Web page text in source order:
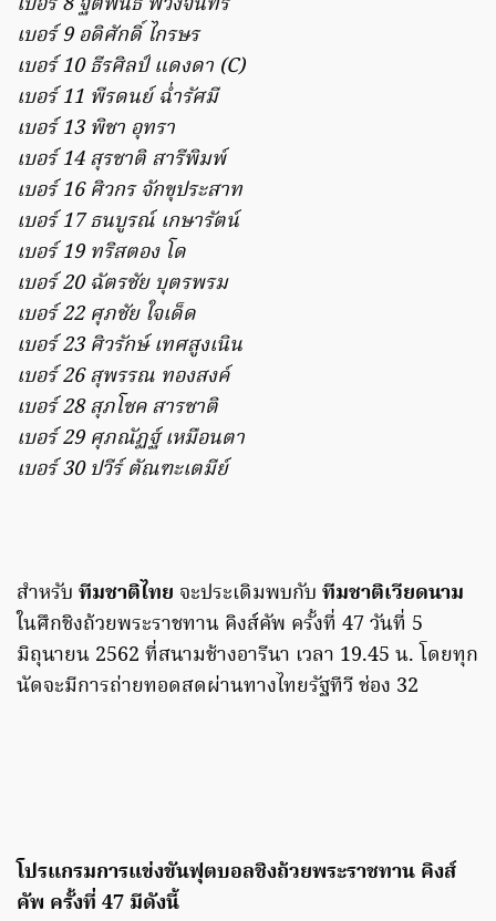
เบอร์ 9 อดิศักดิ์ ไกรษร
เบอร์ 10 ธีรศิลป์ แดงดา (C)
เบอร์ 11 พีรดนย์ ฉ่ำรัศมี
เบอร์ 13 พิชา อุทรา
เบอร์ 14 สุรชาติ สารีพิมพ์
เบอร์ 16 ศิวกร จักขุประสาท
เบอร์ 17 ธนบูรณ์ เกษารัตน์
เบอร์ 19 ทริสตอง โด
เบอร์ 20 ฉัตรชัย บุตรพรม
เบอร์ 22 ศุภชัย ใจเด็ด
เบอร์ 23 ศิวรักษ์ เทศสูงเนิน
เบอร์ 26 สุพรรณ ทองสงค์
เบอร์ 28 สุภโชค สารชาติ
เบอร์ 29 ศุภณัฏฐ์ เหมือนตา
เบอร์ 30 ปวีร์ ตัณฑะเตมีย์
สำหรับ ทีมชาติไทย จะประเดิมพบกับ ทีมชาติเวียดนาม
ในศึกชิงถ้วยพระราชทาน คิงส์คัพ ครั้งที่ 47 วันที่ 5
มิถุนายน 2562 ที่สนามช้างอารีนา เวลา 19.45 น. โดยทุก
นัดจะมีการถ่ายทอดสดผ่านทางไทยรัฐทีวี ช่อง 32
โปรแกรมการแข่งขันฟุตบอลชิงถ้วยพระราชทาน คิงส์
คัพ ครั้งที่ 47 มีดังนี้